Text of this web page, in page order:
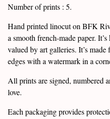
Number of prints : 5.
Hand printed linocut on BFK
a smooth french-made paper.
valued by art galleries. It’s
edges with a watermark in a
All prints are signed, numbered
love.
Each packaging provides